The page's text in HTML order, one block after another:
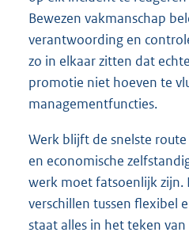
Bewezen vakmanschap
verantwoording en
zo in elkaar zitten dat
promotie niet hoeven te
managementfuncties.
Werk blijft de snelste
en economische
werk moet fatsoenlijk zijn.
verschillen tussen flexibel
staat alles in het teken